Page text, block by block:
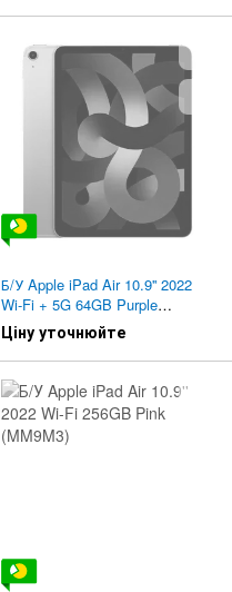
Б/У Apple iPad Air 10.9'' 2022
Wi-Fi + 5G 64GB Purple
(MME93)
Ціну уточнюйте